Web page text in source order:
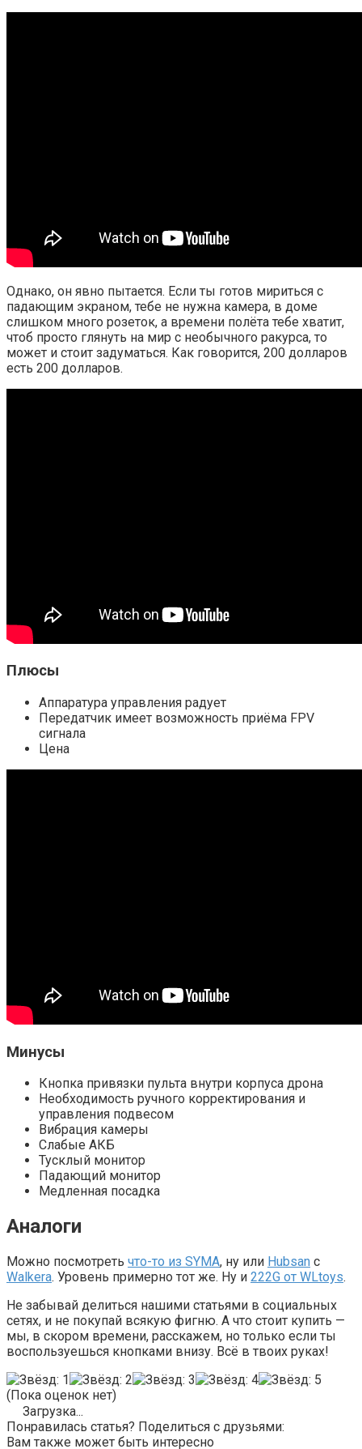
Однако, он явно пытается. Если ты готов мириться с
падающим экраном, тебе не нужна камера, в доме
слишком много розеток, а времени полёта тебе хватит,
чтоб просто глянуть на мир с необычного ракурса, то
может и стоит задуматься. Как говорится, 200 долларов
есть 200 долларов.
Плюсы
Аппаратура управления радует
Передатчик имеет возможность приёма FPV
сигнала
Цена
Минусы
Кнопка привязки пульта внутри корпуса дрона
Необходимость ручного корректирования и
управления подвесом
Вибрация камеры
Слабые АКБ
Тусклый монитор
Падающий монитор
Медленная посадка
Аналоги
Можно посмотреть что-то из SYMA, ну или Hubsan c
Walkera. Уровень примерно тот же. Ну и 222G от WLtoys.
Не забывай делиться нашими статьями в социальных
сетях, и не покупай всякую фигню. А что стоит купить —
мы, в скором времени, расскажем, но только если ты
воспользуешься кнопками внизу. Всё в твоих руках!
(Пока оценок нет)
Загрузка...
Понравилась статья? Поделиться с друзьями:
Вам также может быть интересно